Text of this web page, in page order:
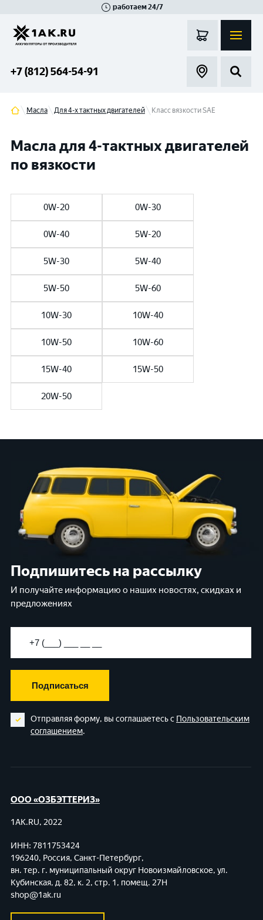
работаем 24/7
+7 (812) 564-54-91
Масла Для 4-х тактных двигателей Класс вязкости SAE
Масла для 4-тактных двигателей
по вязкости
0W-20 0W-30
0W-40 5W-20
5W-30 5W-40
5W-50 5W-60
10W-30 10W-40
10W-50 10W-60
15W-40 15W-50
20W-50
Подпишитесь на рассылку
И получайте информацию о наших новостях, скидках и
предложениях
Подписаться
Отправляя форму, вы соглашаетесь с Пользовательским
соглашением.
ООО «ОЗБЭТТЕРИЗ»
1AK.RU, 2022
ИНН: 7811753424
196240, Россия, Санкт-Петербург,
вн. тер. г. муниципальный округ Новоизмайловское, ул.
Кубинская, д. 82, к. 2, стр. 1, помещ. 27Н
shop@1ak.ru
Гатчина